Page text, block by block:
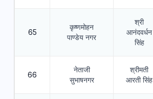
65
कृष्णमोहन
पाण्डेय नगर
श्री
आनंदवर्धन
सिंह
66
नेताजी
सुभाषनगर
श्रीमती
आरती सिंह